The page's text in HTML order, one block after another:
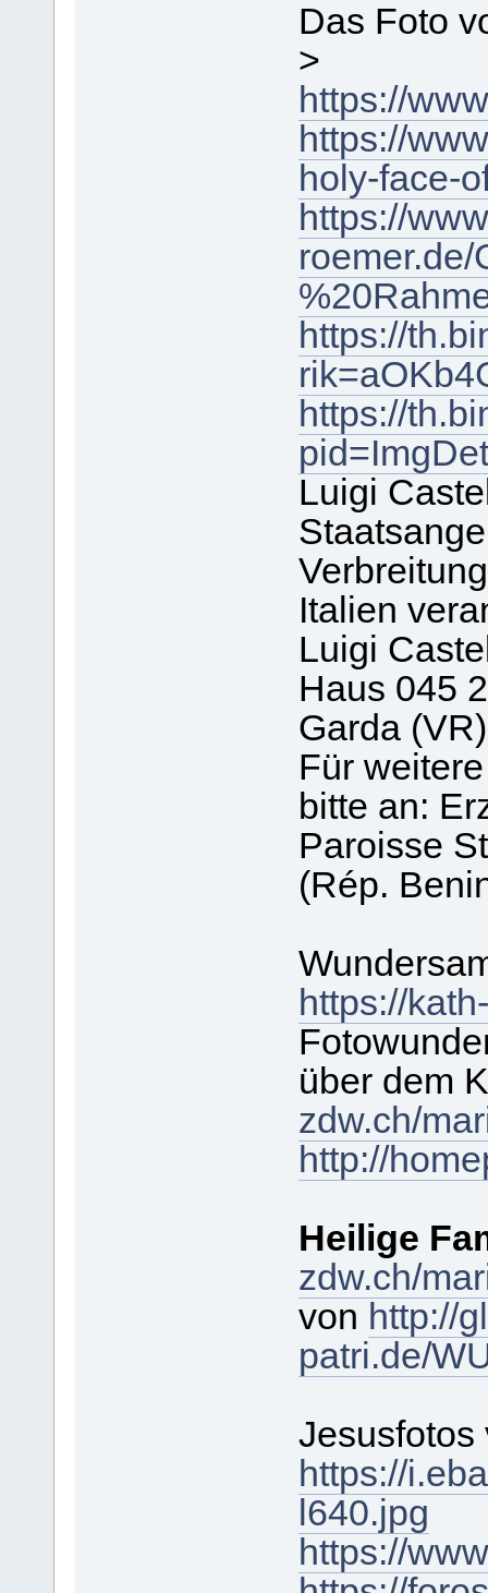
Das Foto
>
https://
https://
holy-face-
https://
https://
https://
Luigi
Italien
Luigi
Haus 045
Garda
Für
bitte an:
Paroisse
(Rép.
https://
über dem
zdw.ch/
http://
Heilige
zdw.ch/
von http://
patri.de/
https://
l640.jpg
https://